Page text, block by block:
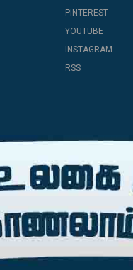
PINTEREST
YOUTUBE
INSTAGRAM
RSS